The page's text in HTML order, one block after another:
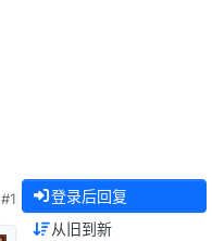
#1 登录后回复
从旧到新